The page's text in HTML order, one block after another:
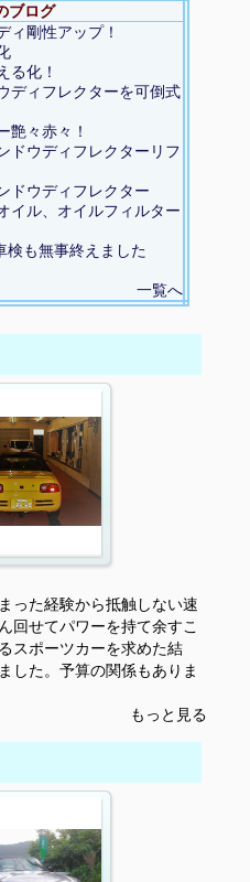
ブログ
ィ剛性アップ！
る化！
ディフレクターを可倒式
艶々赤々！
ドウディフレクターリフ
ドウディフレクター
イル、オイルフィルター
検も無事終えました
一覧へ
った経験から抵触しない速
回せてパワーを持て余すこ
スポーツカーを求めた結
した。予算の関係もありま
もっと見る